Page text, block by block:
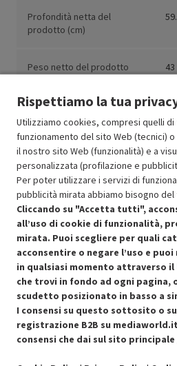
Profondità netta del
prodotto (cm)
Peso netto del prodotto
43
Resi e garanzie
Stato prodotti
Condizioni generali di vendita
Rispettiamo la tua
Utilizziamo cookies, compresi quelli
funzionamento del sito Web (tecnici)
il nostro sito Web (funzionalità) e a
personalizzata (profilazione e
Per poter utilizzare i servizi di
pubblicità mirata abbiamo bisogno del
Cliccando su "Accetta tutti",
all’uso di cookie di funzionalità,
mirata. Puoi scegliere per quali
acconsentire o negare l’uso e
in qualsiasi momento attraverso il
che trovi in fondo ad ogni pagina,
scudetto posizionato in basso a
I consensi su questo sottosito o
registrazione B2B su
consensi che dai sul sito principale